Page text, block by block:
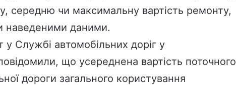
середню чи максимальну вартість ремонту,
наведеними даними.
у Службі автомобільних доріг у
що усереднена вартість поточного
дороги загального користування